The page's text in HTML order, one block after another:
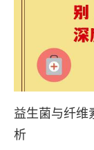
益生菌与纤维
析